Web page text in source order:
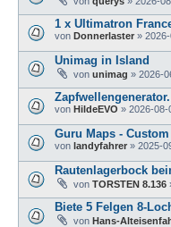
1 x Ultimatron
von Donnerlaster »
Unimag in Island
von unimag » 2026-
von HildeEVO » 2026-08-
Guru Maps -
von landyfahrer » 2025-
Rautenlagerbock
von TORSTEN 8.136
Biete 5 Felgen 8-
von Hans-